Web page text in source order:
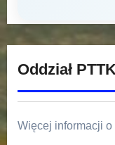
Oddział
Więcej informacji